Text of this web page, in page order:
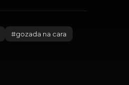
#gozada na cara